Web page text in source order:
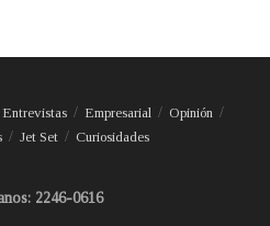
Entrevistas Empresarial
Opinión
Jet Set Curiosidades
2246-0616